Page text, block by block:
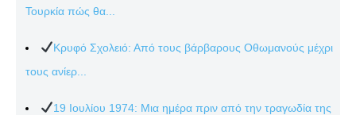
Τουρκία πώς θα...
Κρυφό Σχολειό: Από τους βάρβαρους Οθωμανούς μέχρι
τους ανίερ...
19 Ιουλίου 1974: Μια ημέρα πριν από την τραγωδία της